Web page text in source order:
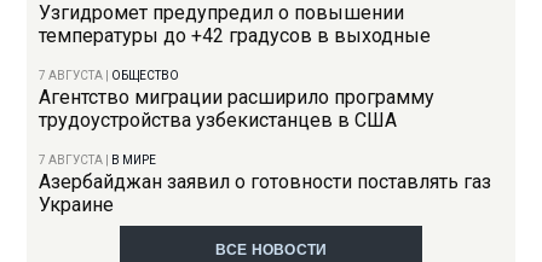
Узгидромет предупредил о повышении
температуры до +42 градусов в выходные
7 АВГУСТА ОБЩЕСТВО
Агентство миграции расширило программу
трудоустройства узбекистанцев в США
7 АВГУСТА В МИРЕ
Азербайджан заявил о готовности поставлять газ
Украине
ВСЕ НОВОСТИ